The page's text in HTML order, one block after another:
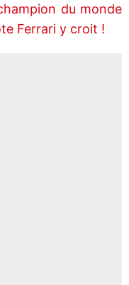
du monde
Ferrari y croit !